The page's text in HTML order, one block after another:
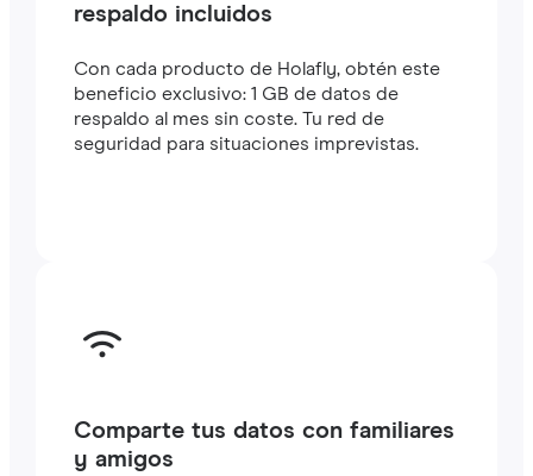
respaldo incluidos
Con cada producto de Holafly, obtén este
beneficio exclusivo: 1 GB de datos de
respaldo al mes sin coste. Tu red de
seguridad para situaciones imprevistas.
Comparte tus datos con familiares
y amigos